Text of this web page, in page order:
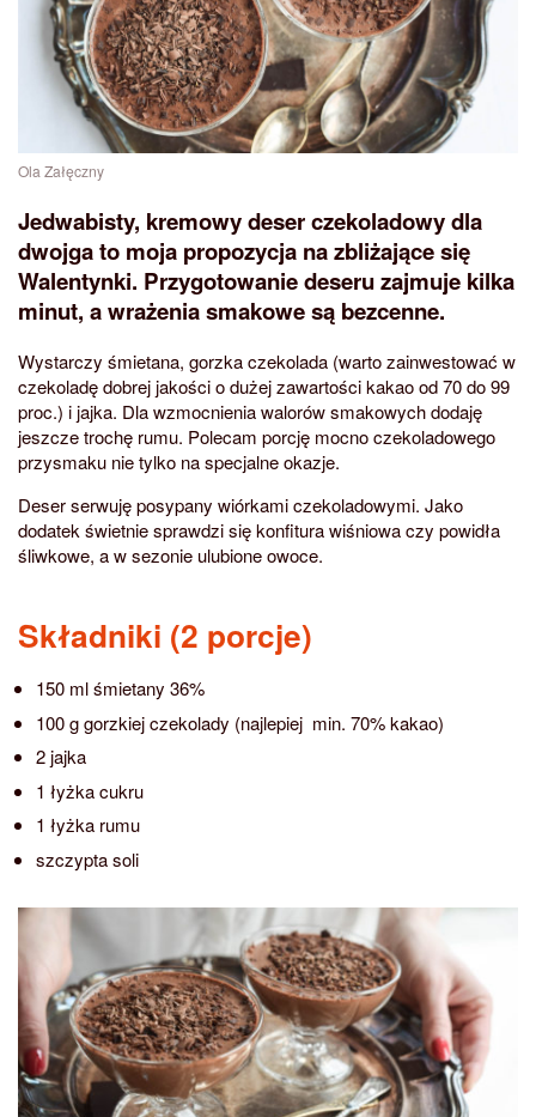
Ola Załęczny
Jedwabisty, kremowy deser czekoladowy dla
dwojga to moja propozycja na zbliżające się
Walentynki. Przygotowanie deseru zajmuje kilka
minut, a wrażenia smakowe są bezcenne.
Wystarczy śmietana, gorzka czekolada (warto zainwestować w
czekoladę dobrej jakości o dużej zawartości kakao od 70 do 99
proc.) i jajka. Dla wzmocnienia walorów smakowych dodaję
jeszcze trochę rumu. Polecam porcję mocno czekoladowego
przysmaku nie tylko na specjalne okazje.
Deser serwuję posypany wiórkami czekoladowymi. Jako
dodatek świetnie sprawdzi się konfitura wiśniowa czy powidła
śliwkowe, a w sezonie ulubione owoce.
Składniki (2 porcje)
150 ml śmietany 36%
100 g gorzkiej czekolady (najlepiej min. 70% kakao)
2 jajka
1 łyżka cukru
1 łyżka rumu
szczypta soli